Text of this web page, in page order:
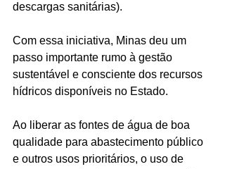
descargas sanitárias).
Com essa iniciativa, Minas deu um
passo importante rumo à gestão
sustentável e consciente dos recursos
hídricos disponíveis no Estado.
Ao liberar as fontes de água de boa
qualidade para abastecimento público
e outros usos prioritários, o uso de